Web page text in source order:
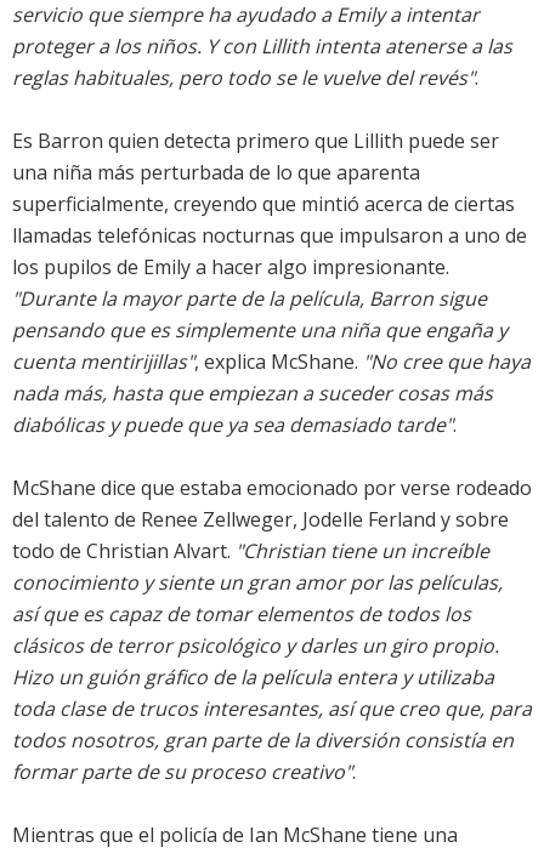
servicio que siempre ha ayudado a Emily a intentar
proteger a los niños. Y con Lillith intenta atenerse a las
reglas habituales, pero todo se le vuelve del revés".
Es Barron quien detecta primero que Lillith puede ser
una niña más perturbada de lo que aparenta
superficialmente, creyendo que mintió acerca de ciertas
llamadas telefónicas nocturnas que impulsaron a uno de
los pupilos de Emily a hacer algo impresionante.
"Durante la mayor parte de la película, Barron sigue
pensando que es simplemente una niña que engaña y
cuenta mentirijillas", explica McShane. "No cree que haya
nada más, hasta que empiezan a suceder cosas más
diabólicas y puede que ya sea demasiado tarde".
McShane dice que estaba emocionado por verse rodeado
del talento de Renee Zellweger, Jodelle Ferland y sobre
todo de Christian Alvart. "Christian tiene un increíble
conocimiento y siente un gran amor por las películas,
así que es capaz de tomar elementos de todos los
clásicos de terror psicológico y darles un giro propio.
Hizo un guión gráfico de la película entera y utilizaba
toda clase de trucos interesantes, así que creo que, para
todos nosotros, gran parte de la diversión consistía en
formar parte de su proceso creativo".
Mientras que el policía de Ian McShane tiene una